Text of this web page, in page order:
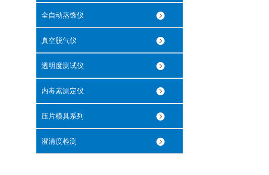
全自动蒸馏仪
真空脱气仪
透明度测试仪
内毒素测定仪
压片模具系列
澄清度检测